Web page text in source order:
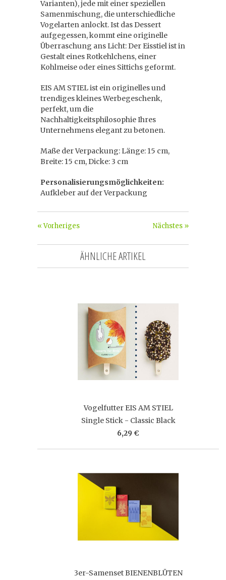
Varianten), jede mit einer speziellen
Samenmischung, die unterschiedliche
Vogelarten anlockt. Ist das Dessert
aufgegessen, kommt eine originelle
Überraschung ans Licht: Der Eisstiel ist in
Gestalt eines Rotkehlchens, einer
Kohlmeise oder eines Sittichs geformt.
EIS AM STIEL ist ein originelles und
trendiges kleines Werbegeschenk,
perfekt, um die
Nachhaltigkeitsphilosophie Ihres
Unternehmens elegant zu betonen.
Maße der Verpackung: Länge: 15 cm,
Breite: 15 cm, Dicke: 3 cm
Personalisierungsmöglichkeiten:
Aufkleber auf der Verpackung
Nächstes »
« Vorheriges
ÄHNLICHE ARTIKEL
Vogelfutter EIS AM STIEL
Single Stick - Classic Black
6,29 €
3er-Samenset BIENENBLÜTEN